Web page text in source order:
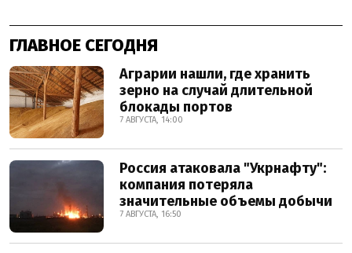
ГЛАВНОЕ СЕГОДНЯ
Аграрии нашли, где хранить
зерно на случай длительной
блокады портов
7 АВГУСТА, 14:00
Россия атаковала "Укрнафту":
компания потеряла
значительные объемы добычи
7 АВГУСТА, 16:50